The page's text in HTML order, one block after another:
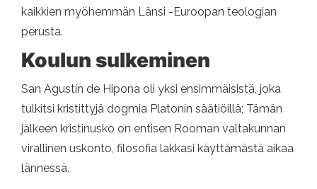
kaikkien myöhemmän Länsi -Euroopan teologian
perusta.
Koulun sulkeminen
San Agustín de Hipona oli yksi ensimmäisistä, joka
tulkitsi kristittyjä dogmia Platonin säätiöillä; Tämän
jälkeen kristinusko on entisen Rooman valtakunnan
virallinen uskonto, filosofia lakkasi käyttämästä aikaa
lännessä.